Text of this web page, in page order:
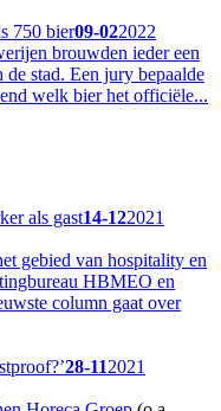
750 bier09-022022
brouwden ieder een
de stad. Een jury bepaalde
welk bier het officiële...
als gast14-122021
gebied van hospitality en
HBMEO en
column gaat over
28-112021